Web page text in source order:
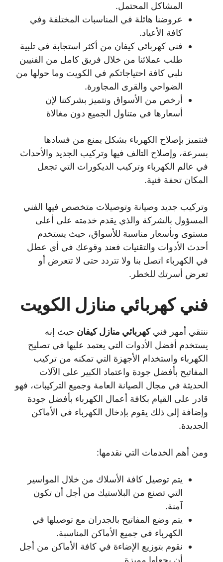
المشاكل المحتمل.
عروضنا هائلة في المناسبات المختلفة وفي
كافة الأعياد.
فني كهربائي كيفان من أكثر استجابة في تلبية
طلب عملائنا من خلال فريق كامل من الفنيين
نلبي كافة احتياجاتكم في الكويت وما حولها من
الضواحي والقرى المجاورة.
أرخص من الأسواق ونتميز بشركتنا لإن
أسعارها في متناول الجميع دون مغالاة
فنتميز بإصلاح الكهرباء بشكل يمنع من فسادها
بسرعة، وإصلاح التالف فيها وتركيب الجديد والأحداث
في عالم الكهرباء وتركيب الديكورات التي تجعل
المكان تحفة فنية.
وتركيب جديد وصيانة وتوصيلات متخصص فيها الفني
المسؤول بالشركة والذي يقدم خدمته على أعلى
مستوى وبأسعار مناسبة للأسواق، حيث يستخدم
أحدث الأدوات والتقنيات فعند وقوعك في أي عطل
في الكهرباء اتصل بنا ولا تتردد حتى لا تتعرض أو
تعرض أسرتك للخطر.
فني كهربائي منازل الكويت
ننتقي أمهر فنيكهربائي منازل كيفان حيث إنه
يستخدم أفضل الأدوات التي يعتمد عليها في تصليح
الكهرباء واستخدام الأجهزة التي تمكنه من تركيب
المفاتيح بأفضل جودة واعتماد الكبير على الآلات
الحديثة في مجال الصيانة العامة وجميع التركيبات، فهو
قادر على القيام بكافة أعمال الكهرباء بأفضل جودة
وإضافة إلى ذلك يقوم بإدخال الكهرباء في الأماكن
الجديدة.
ومن أهم الخدمات التي نقدمها:
يتم توصيل كافة الأسلاك من خلال المواسير
التي تصنع من البلاستيك من أجل أن تكون
آمنة.
يتم وضع المفاتيح بالجدران مع توصيلها في
الكهرباء في جميع الأماكن المناسبة.
نقوم بتوزيع الإضاءة في كافة الأماكن من أجل
أن يجعلها مميزة.